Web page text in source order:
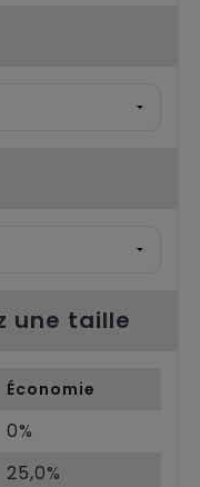
une taille
Économie
0%
25,0%